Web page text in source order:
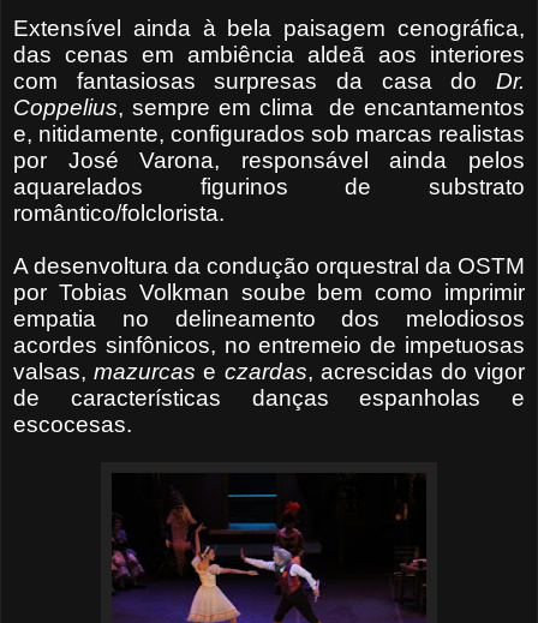
Extensível ainda à bela paisagem cenográfica,
das cenas em ambiência aldeã aos interiores
com fantasiosas surpresas da casa do Dr.
Coppelius, sempre em clima de encantamentos
e, nitidamente, configurados sob marcas realistas
por José Varona, responsável ainda pelos
aquarelados figurinos de substrato
romântico/folclorista.
A desenvoltura da condução orquestral da OSTM
por Tobias Volkman soube bem como imprimir
empatia no delineamento dos melodiosos
acordes sinfônicos, no entremeio de impetuosas
valsas,mazurcas e czardas, acrescidas do vigor
de características danças espanholas e
escocesas.